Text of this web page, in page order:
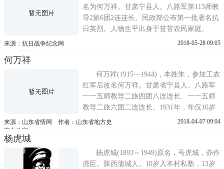
红25军团。1931年12月，随军参加宁...
名为何万祥。甘肃宁县人。八路军第115师教
导2旅6团2连连长。民政部公布第一批著名抗
日英烈。人物生平出身于贫苦农民家庭。
1931年参加中国工农红军第二十五军，1936
小战斗400多次，屡立战功，曾5次负伤，3次
荣获战斗英雄称号，名扬山东...
来源：抗日战争纪念网 2018-05-28 09:05
何万祥
何万祥(1915—1944)，本姓朱，参加工农
红军后改名何万祥。甘肃省宁县人。八路军
一一五师教导二旅四团八连连长、一一五师
教导二旅六团二连连长。1931年，年仅16岁
的何万祥参加工农红军二十五军，被编入红
产党。1940年7月，何万祥所在的一一五师晋
西独立支队一团到达鲁南，10...
来源：山东省情网 作者：山东省地方史
志办公室
2018-04-07 09:04
杨虎城
杨虎城(1893～1949)原名，号虎城，亦作
虎臣。陕西蒲城人。10岁入本村私塾，13岁